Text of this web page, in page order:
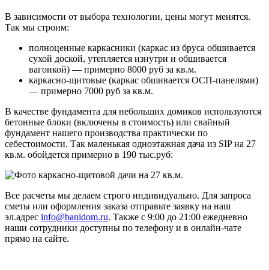
В зависимости от выбора технологии, цены могут менятся.
Так мы строим:
полноценные каркасники (каркас из бруса обшивается
сухой доской, утепляется изнутри и обшивается
вагонкой) — примерно 8000 руб за кв.м.
каркасно-щитовые (каркас обшивается ОСП-панелями)
— примерно 7000 руб за кв.м.
В качестве фундамента для небольших домиков используются
бетонные блоки (включены в стоимость) или свайный
фундамент нашего производства практически по
себестоимости. Так маленькая одноэтажная дача из SIP на 27
кв.м. обойдется примерно в 190 тыс.руб:
Все расчеты мы делаем строго индивидуально. Для запроса
сметы или оформления заказа отправьте заявку на наш
эл.адрес info@banidom.ru. Также с 9:00 до 21:00 ежедневно
наши сотрудники доступны по телефону и в онлайн-чате
прямо на сайте.